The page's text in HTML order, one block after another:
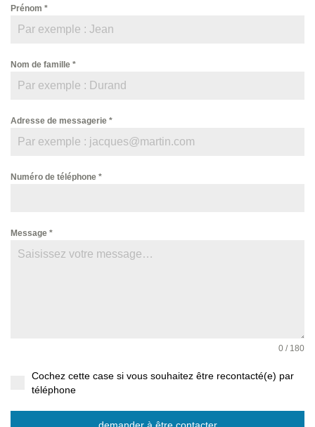
Prénom *
Nom de famille *
Adresse de messagerie *
Numéro de téléphone *
Message *
0 / 180
Cochez cette case si vous souhaitez être recontacté(e) par
téléphone